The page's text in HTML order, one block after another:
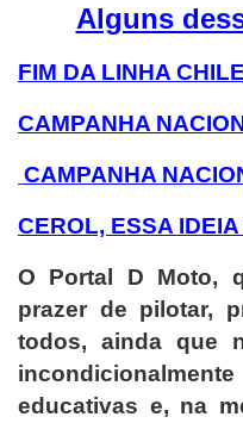
Alguns
FIM DA LINHA
CAMPANHA
CAMPANHA
CEROL, ESSA
O Portal D Moto,
prazer de pilotar,
todos, ainda que
educativas e, na